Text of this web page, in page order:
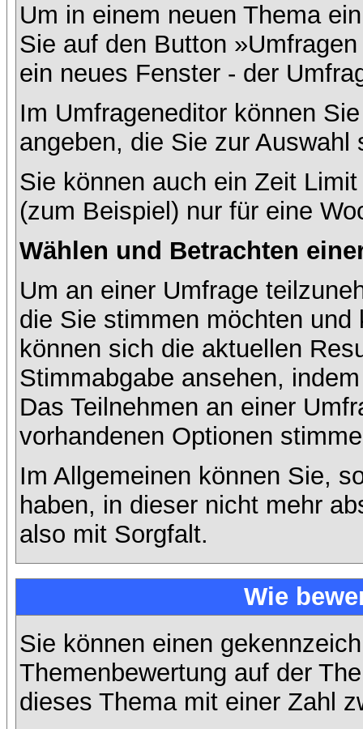
Um in einem neuen Thema
Sie auf den Button
ein neues Fenster - der
Im Umfrageneditor können
angeben, die Sie zur Auswahl
Sie können auch ein Zeit
(zum Beispiel) nur für eine
Wählen und Betrachten
Um an einer Umfrage
die Sie stimmen möchten
können sich die aktuellen
Stimmabgabe ansehen,
Das Teilnehmen an einer
vorhandenen Optionen
Im Allgemeinen können Sie,
haben, in dieser nicht mehr
also mit Sorgfalt.
Wie
Sie können einen
Themenbewertung auf der
dieses Thema mit einer Zahl